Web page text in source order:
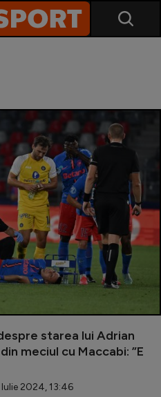
starea lui Adrian
meciul cu Maccabi: ”E
2024, 13:46